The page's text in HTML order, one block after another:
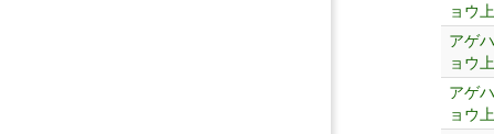
ョウ
アゲ
ョウ
アゲ
ョウ